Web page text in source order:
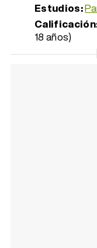
Estudios:
18 años)